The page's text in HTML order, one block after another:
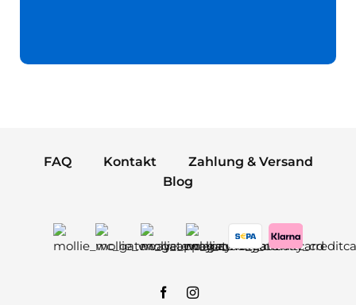
FAQ Kontakt
Zahlung & Versand
Blog